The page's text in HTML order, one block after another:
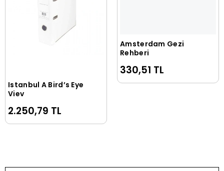
Sepete Ekle
Istanbul A Bird’s Eye
Viev
2.250,79 TL
Sepete Ekle
Amsterdam Gezi
Rehberi
330,51 TL